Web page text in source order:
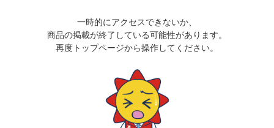
一時的にアクセスできないか、
商品の掲載が終了している可能性があります。
再度トップページから操作してください。